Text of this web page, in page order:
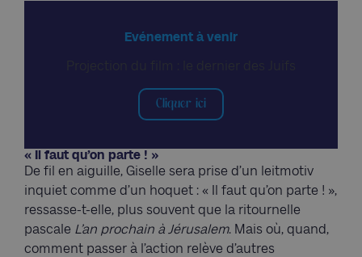
Evénement à venir
Cliquer ici
« Il faut qu’on parte ! »
De fil en aiguille, Giselle sera prise d’un leitmotiv
inquiet comme d’un hoquet : « Il faut qu’on parte ! »,
ressasse-t-elle, plus souvent que la ritournelle
pascale L’an prochain à Jérusalem. Mais où, quand,
comment passer à l’action relève d’autres